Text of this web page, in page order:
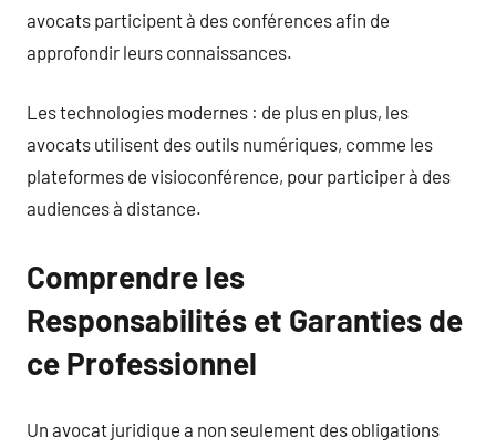
avocats participent à des conférences afin de
approfondir leurs connaissances.
Les technologies modernes : de plus en plus, les
avocats utilisent des outils numériques, comme les
plateformes de visioconférence, pour participer à des
audiences à distance.
Comprendre les
Responsabilités et Garanties de
ce Professionnel
Un avocat juridique a non seulement des obligations